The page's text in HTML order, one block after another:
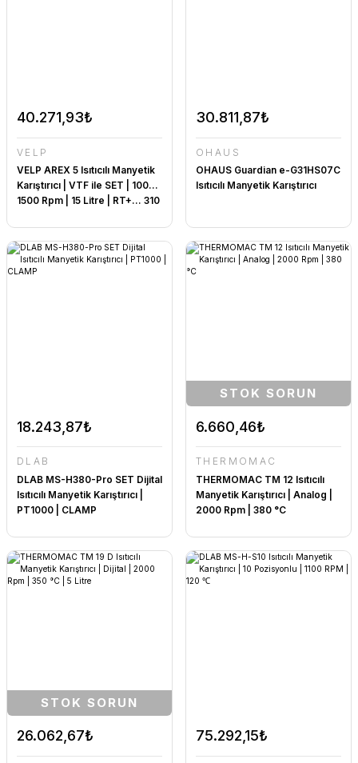
40.271,93₺
VELP
VELP AREX 5 Isıtıcılı Manyetik
Karıştırıcı | VTF ile SET | 100...
1500 Rpm | 15 Litre | RT+... 310
30.811,87₺
OHAUS
OHAUS Guardian e-G31HS07C
Isıtıcılı Manyetik Karıştırıcı
18.243,87₺
DLAB
DLAB MS-H380-Pro SET Dijital
Isıtıcılı Manyetik Karıştırıcı |
PT1000 | CLAMP
STOK SORUN
6.660,46₺
THERMOMAC
THERMOMAC TM 12 Isıtıcılı
Manyetik Karıştırıcı | Analog |
2000 Rpm | 380 °C
STOK SORUN
26.062,67₺ 75.292,15₺